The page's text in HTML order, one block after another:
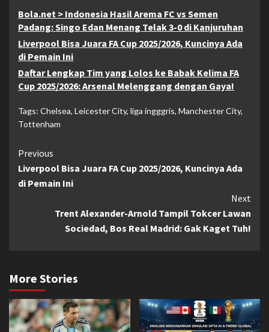
Bola.net > Indonesia Hasil Arema FC vs Semen
Padang: Singo Edan Menang Telak 3-0 di Kanjuruhan
Liverpool Bisa Juara FA Cup 2025/2026, Kuncinya Ada
di Pemain Ini
Daftar Lengkap Tim yang Lolos ke Babak Kelima FA
Cup 2025/2026: Arsenal Melenggang dengan Gaya!
Tags: Chelsea, Leicester City, liga ingggris, Manchester City,
Tottenham
Continue
Reading
Previous
Liverpool Bisa Juara FA Cup 2025/2026, Kuncinya Ada
di Pemain Ini
Next
Trent Alexander-Arnold Tampil Tokcer Lawan
Sociedad, Bos Real Madrid: Gak Kaget Tuh!
More Stories